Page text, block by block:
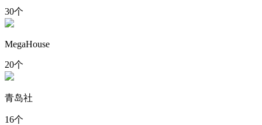
30个
MegaHouse
20个
青岛社
16个